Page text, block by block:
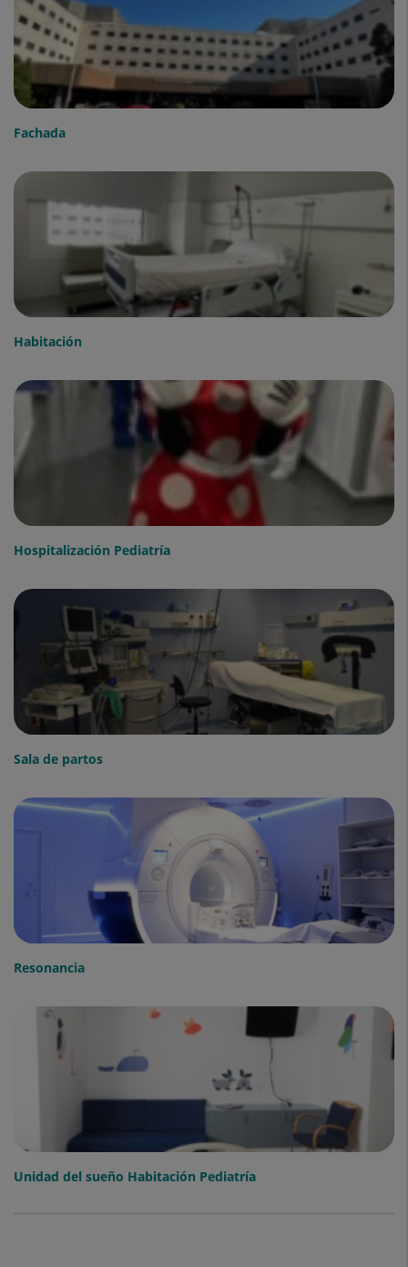
Fachada
Habitación
Hospitalización Pediatría
Sala de partos
Resonancia
Unidad del sueño Habitación Pediatría